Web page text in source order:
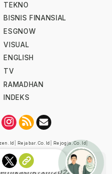
TEKNO
BISNIS FINANSIAL
ESGNOW
VISUAL
ENGLISH
TV
RAMADHAN
INDEKS
Rejabar.co.id Rejogja.co.id
oleh Dewan Pers
K/XII/2022